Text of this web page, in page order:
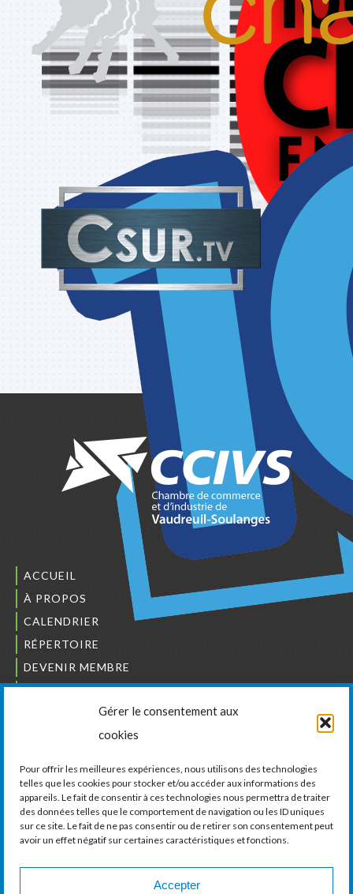
Gérer le consentement aux
cookies
Pour offrir les meilleures expériences, nous utilisons des technologies
telles que les cookies pour stocker et/ou accéder aux informations des
appareils. Le fait de consentir à ces technologies nous permettra de traiter
des données telles que le comportement de navigation ou les ID uniques
sur ce site. Le fait de ne pas consentir ou de retirer son consentement peut
avoir un effet négatif sur certaines caractéristiques et fonctions.
Accepter
ACCUEIL
À PROPOS
CALENDRIER
RÉPERTOIRE
DEVENIR MEMBRE
NOUS JOINDRE
L’ORDRE DES BÂTISSEURS
LA CHAMBRE DE COMMERCE ET D’INDUSTRIE
DE VAUDREUIL-SOULANGES
11, boul. de la Cité-des-Jeunes, Suite 201